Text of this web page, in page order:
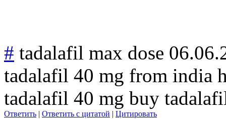
# tadalafil max dose
tadalafil 40 mg from india
tadalafil 40 mg buy
Ответить | Ответить с цитатой | Цитировать